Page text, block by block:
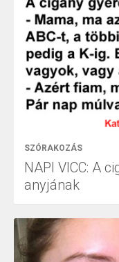
SZÓRAKOZÁS
NAPI VICC: A
anyjának